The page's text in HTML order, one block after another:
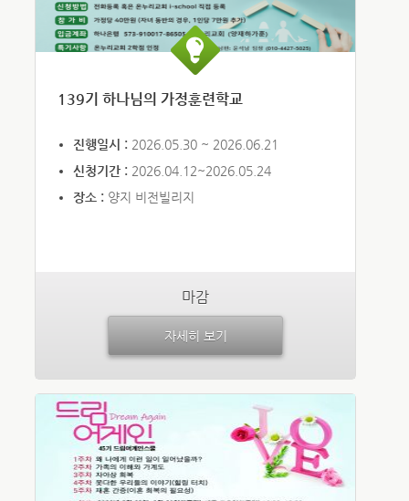
139기 하나님의 가정훈련학교
진행일시 : 2026.05.30 ~ 2026.06.21
신청기간 : 2026.04.12~2026.05.24
장소 : 양지 비전빌리지
마감
자세히 보기